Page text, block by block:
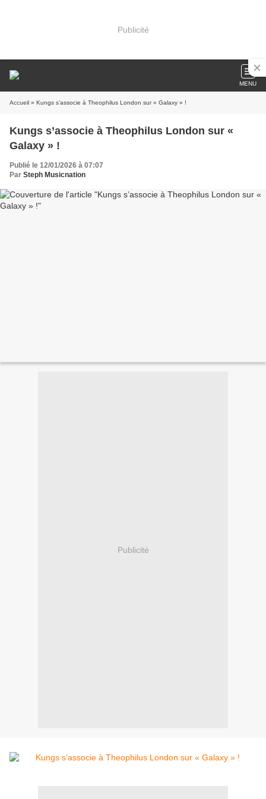
Publicité
MENU
Accueil » Kungs s’associe à Theophilus London sur « Galaxy » !
Kungs s’associe à Theophilus London sur «
Galaxy » !
Publié le 12/01/2026 à 07:07
Par Steph Musicnation
Publicité